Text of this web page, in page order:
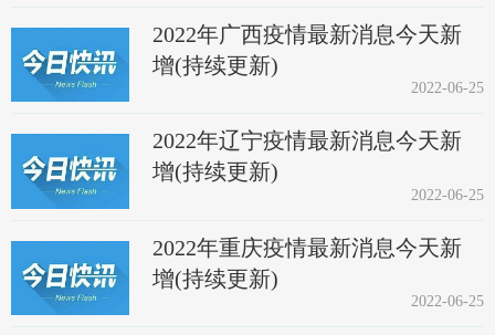
2022年广西疫情最新消息今天新
增(持续更新)
2022-06-25
2022年辽宁疫情最新消息今天新
增(持续更新)
2022-06-25
2022年重庆疫情最新消息今天新
增(持续更新)
2022-06-25